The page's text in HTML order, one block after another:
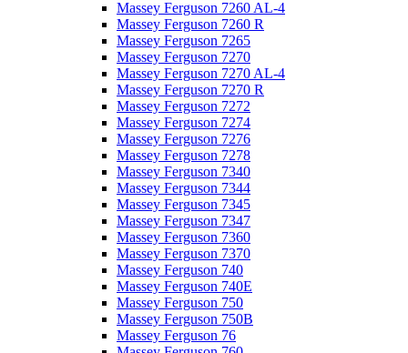
Massey Ferguson 7260 AL-4
Massey Ferguson 7260 R
Massey Ferguson 7265
Massey Ferguson 7270
Massey Ferguson 7270 AL-4
Massey Ferguson 7270 R
Massey Ferguson 7272
Massey Ferguson 7274
Massey Ferguson 7276
Massey Ferguson 7278
Massey Ferguson 7340
Massey Ferguson 7344
Massey Ferguson 7345
Massey Ferguson 7347
Massey Ferguson 7360
Massey Ferguson 7370
Massey Ferguson 740
Massey Ferguson 740E
Massey Ferguson 750
Massey Ferguson 750B
Massey Ferguson 76